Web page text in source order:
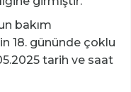
bakım
18. gününde çoklu
tarih ve saat